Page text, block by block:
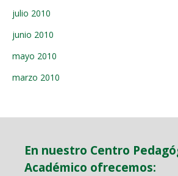
julio 2010
junio 2010
mayo 2010
marzo 2010
En nuestro Centro
Académico ofrecemos: